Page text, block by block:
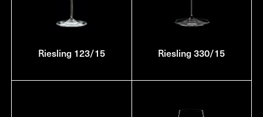
Riesling 123/15 Riesling 330/15